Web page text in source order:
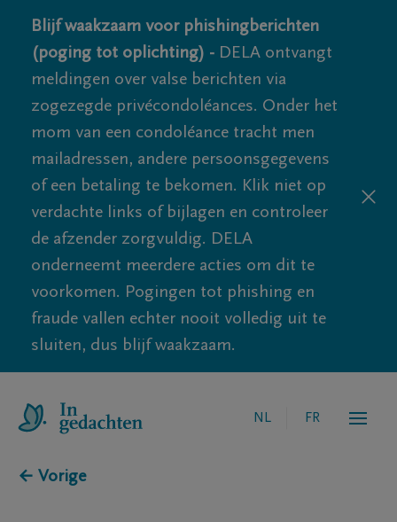
Blijf waakzaam voor phishingberichten
(poging tot oplichting) - DELA ontvangt
meldingen over valse berichten via
zogezegde privécondoléances. Onder het
mom van een condoléance tracht men
mailadressen, andere persoonsgegevens
of een betaling te bekomen. Klik niet op
verdachte links of bijlagen en controleer
de afzender zorgvuldig. DELA
onderneemt meerdere acties om dit te
voorkomen. Pogingen tot phishing en
fraude vallen echter nooit volledig uit te
sluiten, dus blijf waakzaam.
NL FR
← Vorige